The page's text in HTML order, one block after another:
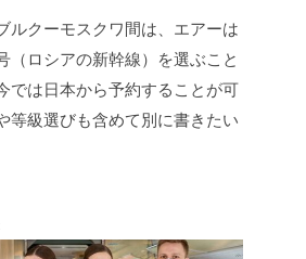
ルクーモスクワ間は、エアーは
（ロシアの新幹線）を選ぶこと
では日本から予約することが可
等級選びも含めて別に書きたい